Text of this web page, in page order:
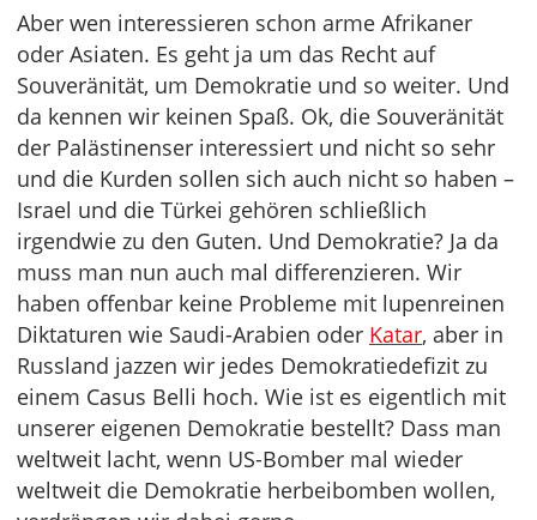
Aber wen interessieren schon arme Afrikaner
oder Asiaten. Es geht ja um das Recht auf
Souveränität, um Demokratie und so weiter. Und
da kennen wir keinen Spaß. Ok, die Souveränität
der Palästinenser interessiert und nicht so sehr
und die Kurden sollen sich auch nicht so haben –
Israel und die Türkei gehören schließlich
irgendwie zu den Guten. Und Demokratie? Ja da
muss man nun auch mal differenzieren. Wir
haben offenbar keine Probleme mit lupenreinen
Diktaturen wie Saudi-Arabien oder Katar, aber in
Russland jazzen wir jedes Demokratiedefizit zu
einem Casus Belli hoch. Wie ist es eigentlich mit
unserer eigenen Demokratie bestellt? Dass man
weltweit lacht, wenn US-Bomber mal wieder
weltweit die Demokratie herbeibomben wollen,